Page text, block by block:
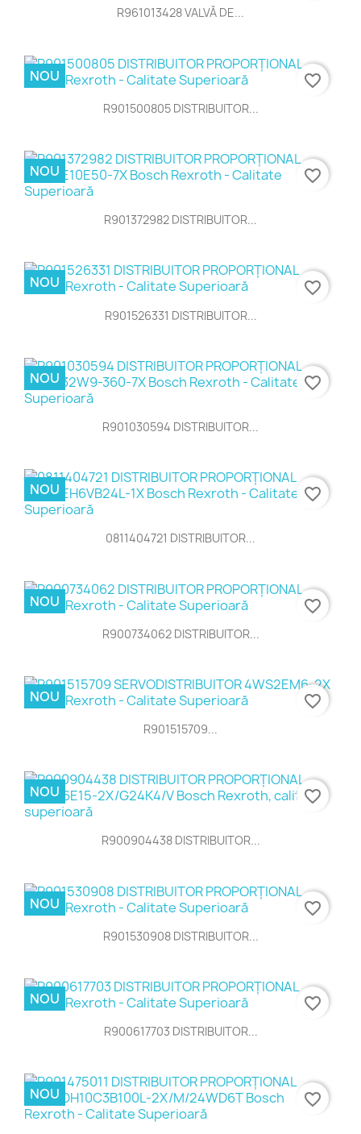
R961013428 VALVĂ DE...
R901500805 DISTRIBUITOR...
NOU favorite_border
R901372982 DISTRIBUITOR...
NOU favorite_border
R901526331 DISTRIBUITOR...
NOU favorite_border
R901030594 DISTRIBUITOR...
NOU favorite_border
0811404721 DISTRIBUITOR...
NOU favorite_border
R900734062 DISTRIBUITOR...
NOU favorite_border
R901515709...
NOU favorite_border
R900904438 DISTRIBUITOR...
NOU favorite_border
R901530908 DISTRIBUITOR...
NOU favorite_border
R900617703 DISTRIBUITOR...
NOU favorite_border
NOU favorite_border